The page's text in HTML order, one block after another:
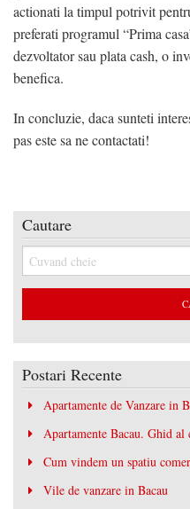
actionati la timpul potrivit
preferati programul “Prima
dezvoltator sau plata cash, o
benefica.
In concluzie, daca sunteti
pas este sa ne contactati!
Cautare
Postari Recente
Apartamente de Vanzare in
Apartamente Bacau. Ghid
Cum vindem un spatiu
Vile de vanzare in Bacau